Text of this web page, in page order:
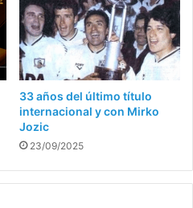
33 años del último título
internacional y con Mirko
Jozic
23/09/2025